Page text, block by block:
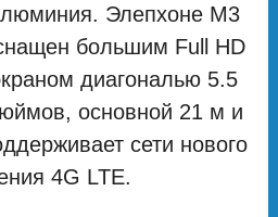
Элепхоне М3
большим Full HD
диагональю 5.5
основной 21 м и
сети нового
4G LTE.